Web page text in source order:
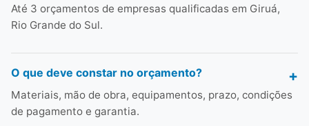
Até 3 orçamentos de empresas qualificadas em Giruá,
Rio Grande do Sul.
O que deve constar no orçamento?
Materiais, mão de obra, equipamentos, prazo, condições
de pagamento e garantia.